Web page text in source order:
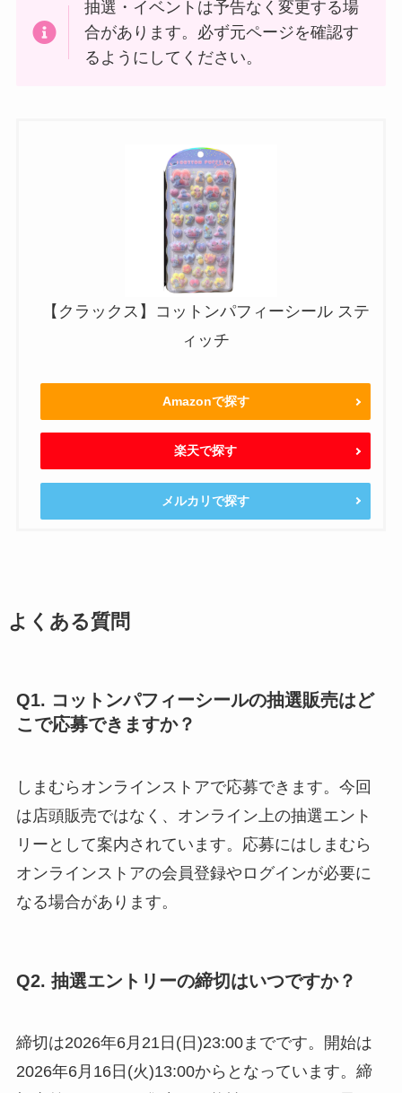
抽選・イベントは予告なく変更する場
合があります。必ず元ページを確認す
るようにしてください。
【クラックス】コットンパフィーシール ステ
ィッチ
Amazonで探す
楽天で探す
メルカリで探す
よくある質問
Q1. コットンパフィーシールの抽選販売はど
こで応募できますか？
しまむらオンラインストアで応募できます。今回
は店頭販売ではなく、オンライン上の抽選エント
リーとして案内されています。応募にはしまむら
オンラインストアの会員登録やログインが必要に
なる場合があります。
Q2. 抽選エントリーの締切はいつですか？
締切は2026年6月21日(日)23:00までです。開始は
2026年6月16日(火)13:00からとなっています。締